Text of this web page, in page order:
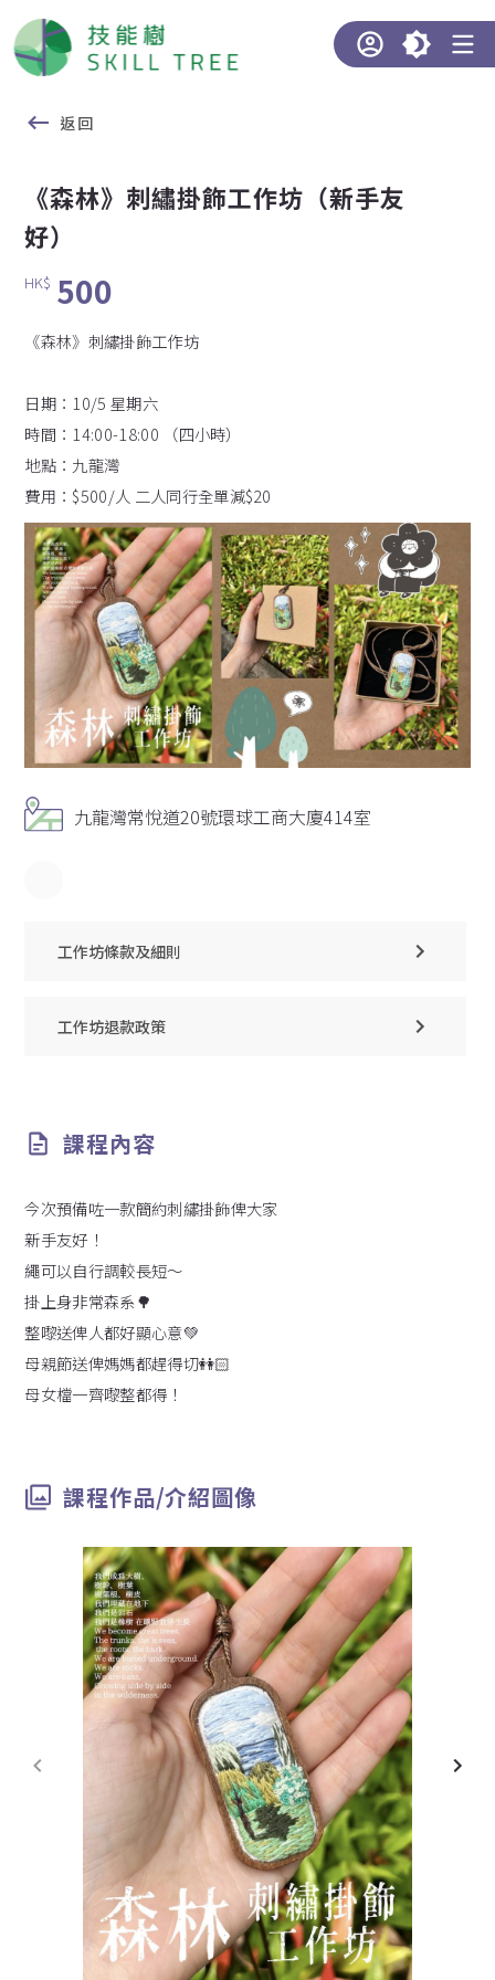
返回
《森林》刺繡掛飾工作坊（新手友
好）
HK$ 500
《森林》刺繡掛飾工作坊
日期：10/5 星期六
時間：14:00-18:00 （四小時）
地點：九龍灣
費用：$500/人 二人同行全單減$20
九龍灣常悅道20號環球工商大廈414室
工作坊條款及細則
工作坊退款政策
課程內容
今次預備咗一款簡約刺繡掛飾俾大家
新手友好！
繩可以自行調較長短～
掛上身非常森系🌳
整嚟送俾人都好顯心意💚
母親節送俾媽媽都趕得切👭🏻
母女檔一齊嚟整都得！
課程作品/介紹圖像